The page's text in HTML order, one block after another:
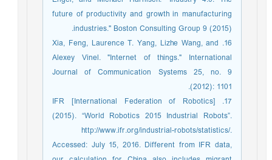
future of productivity and growth in manufacturing
industries." Boston Consulting Group 9 (2015).
16. Xia, Feng, Laurence T. Yang, Lizhe Wang, and
Alexey Vinel. "Internet of things." International
Journal of Communication Systems 25, no. 9
(2012): 1101.
17. IFR [International Federation of Robotics]
(2015). “World Robotics 2015 Industrial Robots”.
http://www.ifr.org/industrial-robots/statistics/.
Accessed: July 15, 2016. Different from IFR data,